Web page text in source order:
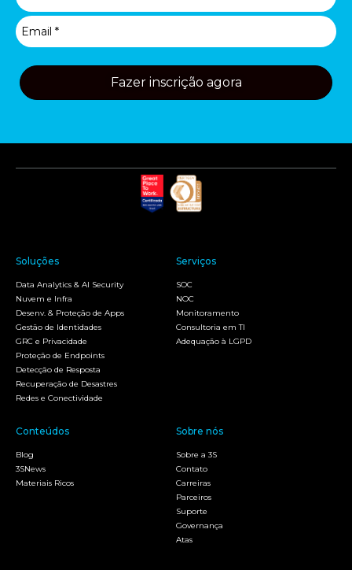
Fazer inscrição agora
Soluções
Data Analytics & AI Security
Nuvem e Infra
Desenv. & Proteção de Apps
Gestão de Identidades
GRC e Privacidade
Proteção de Endpoints
Detecção de Resposta
Recuperação de Desastres
Redes e Conectividade
Serviços
SOC
NOC
Monitoramento
Consultoria em TI
Adequação à LGPD
Conteúdos
Blog
3SNews
Materiais Ricos
Sobre nós
Sobre a 3S
Contato
Carreiras
Parceiros
Suporte
Governança
Atas